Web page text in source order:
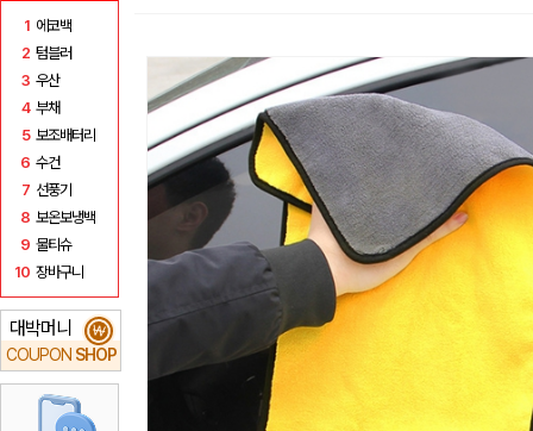
1 에코백
2 텀블러
3 우산
4 부채
5 보조배터리
6 수건
7 선풍기
8 보온보냉백
9 물티슈
10 장바구니
대박머니
COUPON SHOP
₩